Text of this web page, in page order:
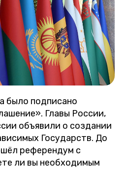
было подписано
Главы России,
объявили о создании
Государств. До
референдум с
ли вы необходимым